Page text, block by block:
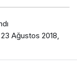
23 Ağustos 2018,